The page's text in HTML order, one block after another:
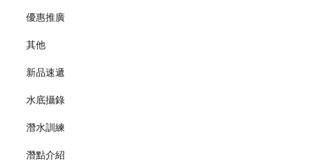
優惠推廣
其他
新品速遞
水底攝錄
潛水訓練
潛點介紹